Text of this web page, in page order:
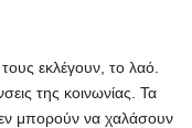
εκλέγουν, το λαό.
της κοινωνίας. Τα
μπορούν να χαλάσουν